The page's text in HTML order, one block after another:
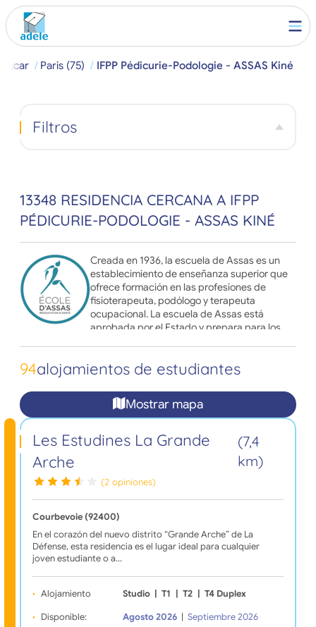
Paris (75) IFPP Pédicurie-Podologie - ASSAS Kiné
13348 RESIDENCIA CERCANA A IFPP
PÉDICURIE-PODOLOGIE - ASSAS KINÉ
Creada en 1936, la escuela de Assas es un
establecimiento de enseñanza superior que
ofrece formación en las profesiones de
fisioterapeuta, podólogo y terapeuta
ocupacional. La escuela de Assas está
aprobada por el Estado y prepara para los
¿Eres estudiante o futuro estudiante de la
tu curso? ¡Confía en Adele.org y encuentra ya
todas las ofertas de alojamiento cerca de tu
campus!
94alojamientos de estudiantes
Mostrar mapa
Les Estudines La Grande
Arche
(7,4
km)
(2 opiniones)
Courbevoie (92400)
En el corazón del nuevo distrito “Grande Arche” de La
Défense, esta residencia es el lugar ideal para cualquier
joven estudiante o a…
Alojamiento Studio T1 T2 T4 Duplex
Disponible: Agosto 2026 Septiembre 2026
Filtros